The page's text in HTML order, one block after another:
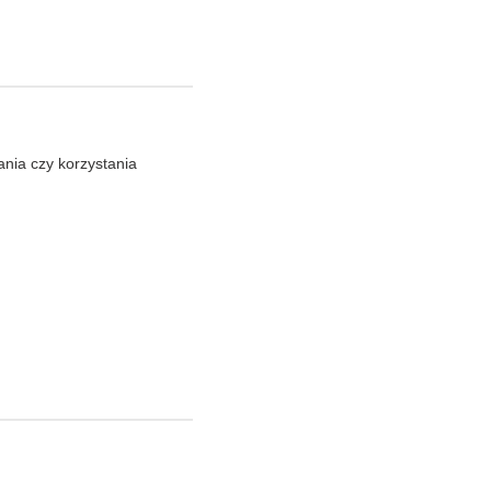
czy korzysta­nia